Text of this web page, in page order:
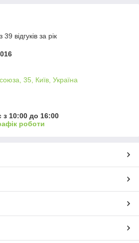
відгуків за рік
35, Київ, Україна
з 10:00 до 16:00
роботи